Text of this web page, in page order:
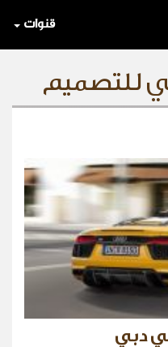
قنوات
للتصميم